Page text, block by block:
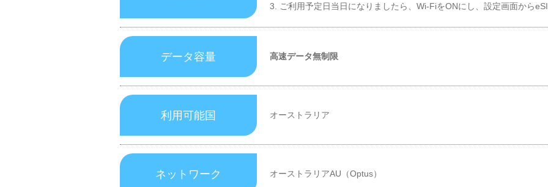
3. ご利用予定日当日になりましたら、Wi-FiをONにし、設定画面から
データ容量 高速データ無制限
利用可能国 オーストラリア
ネットワーク オーストラリアAU（Optus）